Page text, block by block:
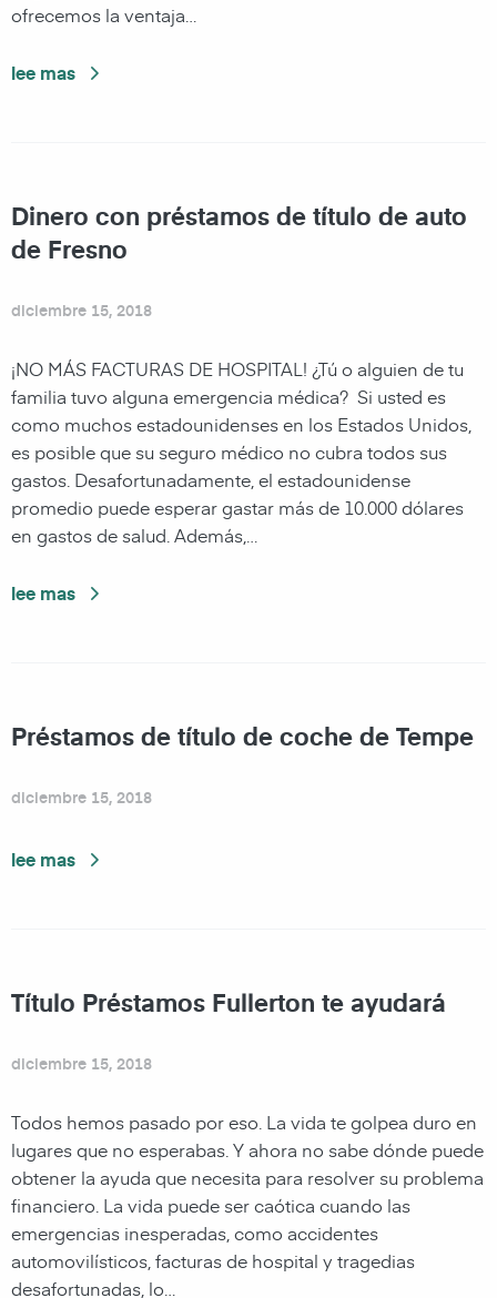
ofrecemos la ventaja…
lee mas
Dinero con préstamos de título de auto
de Fresno
diciembre 15, 2018
¡NO MÁS FACTURAS DE HOSPITAL! ¿Tú o alguien de tu
familia tuvo alguna emergencia médica? Si usted es
como muchos estadounidenses en los Estados Unidos,
es posible que su seguro médico no cubra todos sus
gastos. Desafortunadamente, el estadounidense
promedio puede esperar gastar más de 10.000 dólares
en gastos de salud. Además,…
lee mas
Préstamos de título de coche de Tempe
diciembre 15, 2018
lee mas
Título Préstamos Fullerton te ayudará
diciembre 15, 2018
Todos hemos pasado por eso. La vida te golpea duro en
lugares que no esperabas. Y ahora no sabe dónde puede
obtener la ayuda que necesita para resolver su problema
financiero. La vida puede ser caótica cuando las
emergencias inesperadas, como accidentes
automovilísticos, facturas de hospital y tragedias
desafortunadas, lo…